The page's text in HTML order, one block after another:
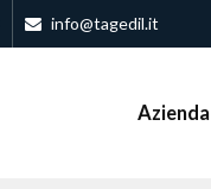
info@tagedil.it
Azienda